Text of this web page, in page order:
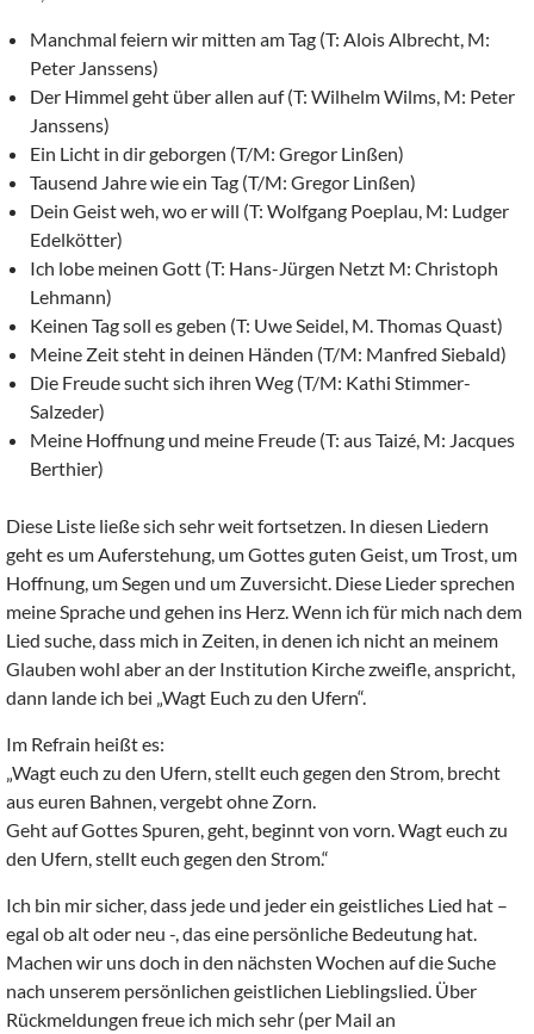
Manchmal feiern wir mitten am Tag (T: Alois Albrecht, M:
Peter Janssens)
Der Himmel geht über allen auf (T: Wilhelm Wilms, M: Peter
Janssens)
Ein Licht in dir geborgen (T/M: Gregor Linßen)
Tausend Jahre wie ein Tag (T/M: Gregor Linßen)
Dein Geist weh, wo er will (T: Wolfgang Poeplau, M: Ludger
Edelkötter)
Ich lobe meinen Gott (T: Hans-Jürgen Netzt M: Christoph
Lehmann)
Keinen Tag soll es geben (T: Uwe Seidel, M. Thomas Quast)
Meine Zeit steht in deinen Händen (T/M: Manfred Siebald)
Die Freude sucht sich ihren Weg (T/M: Kathi Stimmer-
Salzeder)
Meine Hoffnung und meine Freude (T: aus Taizé, M: Jacques
Berthier)
Diese Liste ließe sich sehr weit fortsetzen. In diesen Liedern
geht es um Auferstehung, um Gottes guten Geist, um Trost, um
Hoffnung, um Segen und um Zuversicht. Diese Lieder sprechen
meine Sprache und gehen ins Herz. Wenn ich für mich nach dem
Lied suche, dass mich in Zeiten, in denen ich nicht an meinem
Glauben wohl aber an der Institution Kirche zweifle, anspricht,
dann lande ich bei „Wagt Euch zu den Ufern“.
Im Refrain heißt es:
„Wagt euch zu den Ufern, stellt euch gegen den Strom, brecht
aus euren Bahnen, vergebt ohne Zorn.
Geht auf Gottes Spuren, geht, beginnt von vorn. Wagt euch zu
den Ufern, stellt euch gegen den Strom.“
Ich bin mir sicher, dass jede und jeder ein geistliches Lied hat –
egal ob alt oder neu -, das eine persönliche Bedeutung hat.
Machen wir uns doch in den nächsten Wochen auf die Suche
nach unserem persönlichen geistlichen Lieblingslied. Über
Rückmeldungen freue ich mich sehr (per Mail an